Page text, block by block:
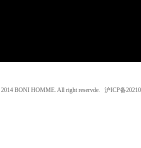
BONI HOMME. All right reservde. 沪ICP备